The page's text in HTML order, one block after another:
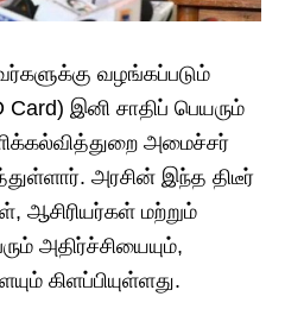
வழங்கப்படும்
இனி சாதிப் பெயரும்
அமைச்சர்
அரசின் இந்த திடீர்
ஆசிரியர்கள் மற்றும்
அதிர்ச்சியையும்,
கிளப்பியுள்ளது.